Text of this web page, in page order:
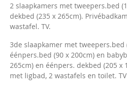
2 slaapkamers met tweepers.bed
dekbed (235 x 265cm).
wastafel. TV.
3de slaapkamer met tweepers.bed
éénpers.bed (90 x 200cm) en
265cm) en éénpers. dekbed (205 x
met ligbad, 2 wastafels en toilet.